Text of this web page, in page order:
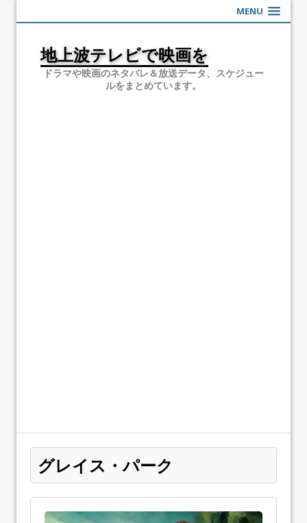
MENU
地上波テレビで映画を
ドラマや映画のネタバレ＆放送データ、スケジュー
ルをまとめています。
グレイス・パーク